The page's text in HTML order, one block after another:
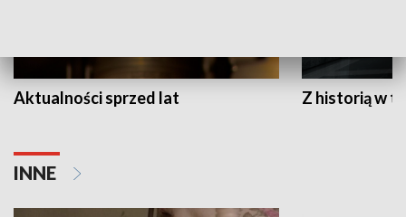
Aktualności sprzed lat Z historią w
INNE